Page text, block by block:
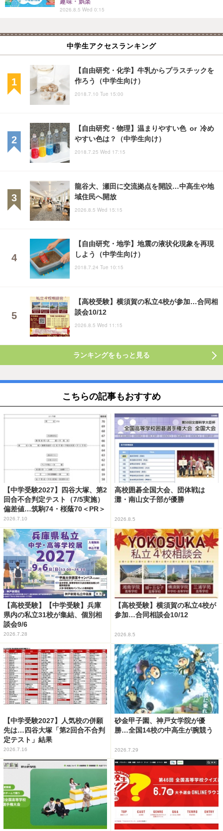
2026.8.5 Wed 0:15
中学生アクセスランキング
【自由研究・化学】牛乳からプラスチックを
作ろう（中学生向け）
2018.7.10 Tue 15:00
【自由研究・物理】温まりやすい色 or 冷め
やすい色は？（中学生向け）
2018.7.25 Wed 17:15
龍谷大、瀬田に交流拠点を開設…中高生や地
域住民へ開放
2026.8.5 Wed 15:15
【自由研究・地学】地震の液状化現象を再現
しよう（中学生向け）
2018.7.24 Tue 10:15
【高校受験】横須賀の私立4校が参加…合同相
談会10/12
2026.8.5 Wed 11:15
ランキングをもっと見る
こちらの記事もおすすめ
【中学受験2027】四谷大塚、第2
回合不合判定テスト（7/5実施）
偏差値…筑駒74・桜蔭70＜PR＞
2026.7.10
高校囲碁全国大会、団体戦は
灘・南山女子部が優勝
2026.8.5
【高校受験】【中学受験】兵庫
県内の私立31校が集結、個別相
談会9/6
2026.7.28
【高校受験】横須賀の私立4校が
参加…合同相談会10/12
2026.8.5
【中学受験2027】人気校の併願
先は…四谷大塚「第2回合不合判
定テスト」結果
2026.7.16
砂金甲子園、神戸女学院が優
勝…全国14校の中高生が腕競う
2026.7.29